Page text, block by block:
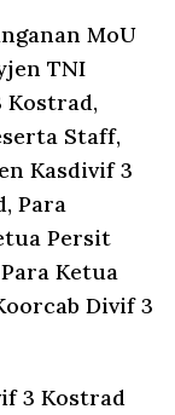
MoU
TNI
Kostrad,
Staff,
Kasdivif 3
Para
Persit
Ketua
Divif 3
3 Kostrad